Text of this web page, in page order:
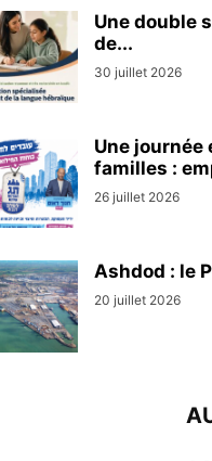
Une double
de...
30 juillet 2026
Une
familles :
26 juillet 2026
Ashdod : le
20 juillet 2026